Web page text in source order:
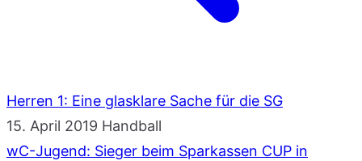
Herren 1: Eine glasklare Sache für die SG
15. April 2019 Handball
wC-Jugend: Sieger beim Sparkassen CUP in